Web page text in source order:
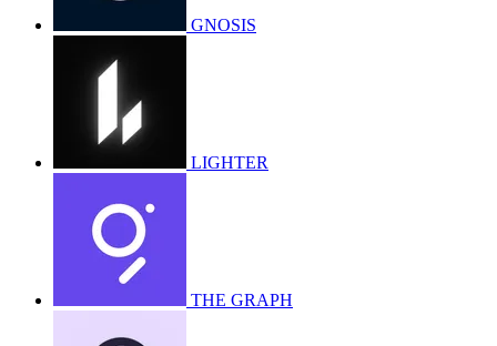
GNOSIS
LIGHTER
THE GRAPH